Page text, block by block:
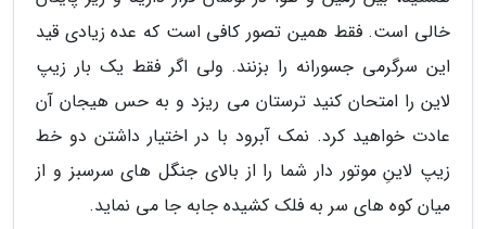
خالی است. فقط همین تصور کافی است که عده زیادی قید
این سرگرمی جسورانه را بزنند. ولی اگر فقط یک بار زیپ
لاین را امتحان کنید ترستان می ریزد و به حس هیجان آن
عادت خواهید کرد. نمک آبرود با در اختیار داشتن دو خط
زیپ لاینِ موتور دار شما را از بالای جنگل های سرسبز و از
میان کوه های سر به فلک کشیده جابه جا می نماید.